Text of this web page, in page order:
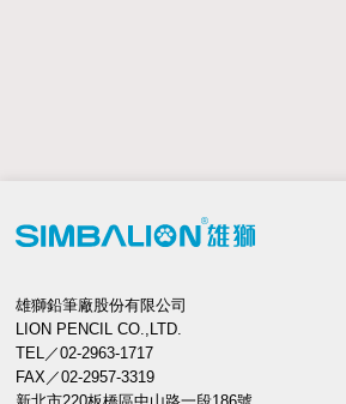
雄獅鉛筆廠股份有限公司
LION PENCIL CO.,LTD.
TEL／02-2963-1717
FAX／02-2957-3319